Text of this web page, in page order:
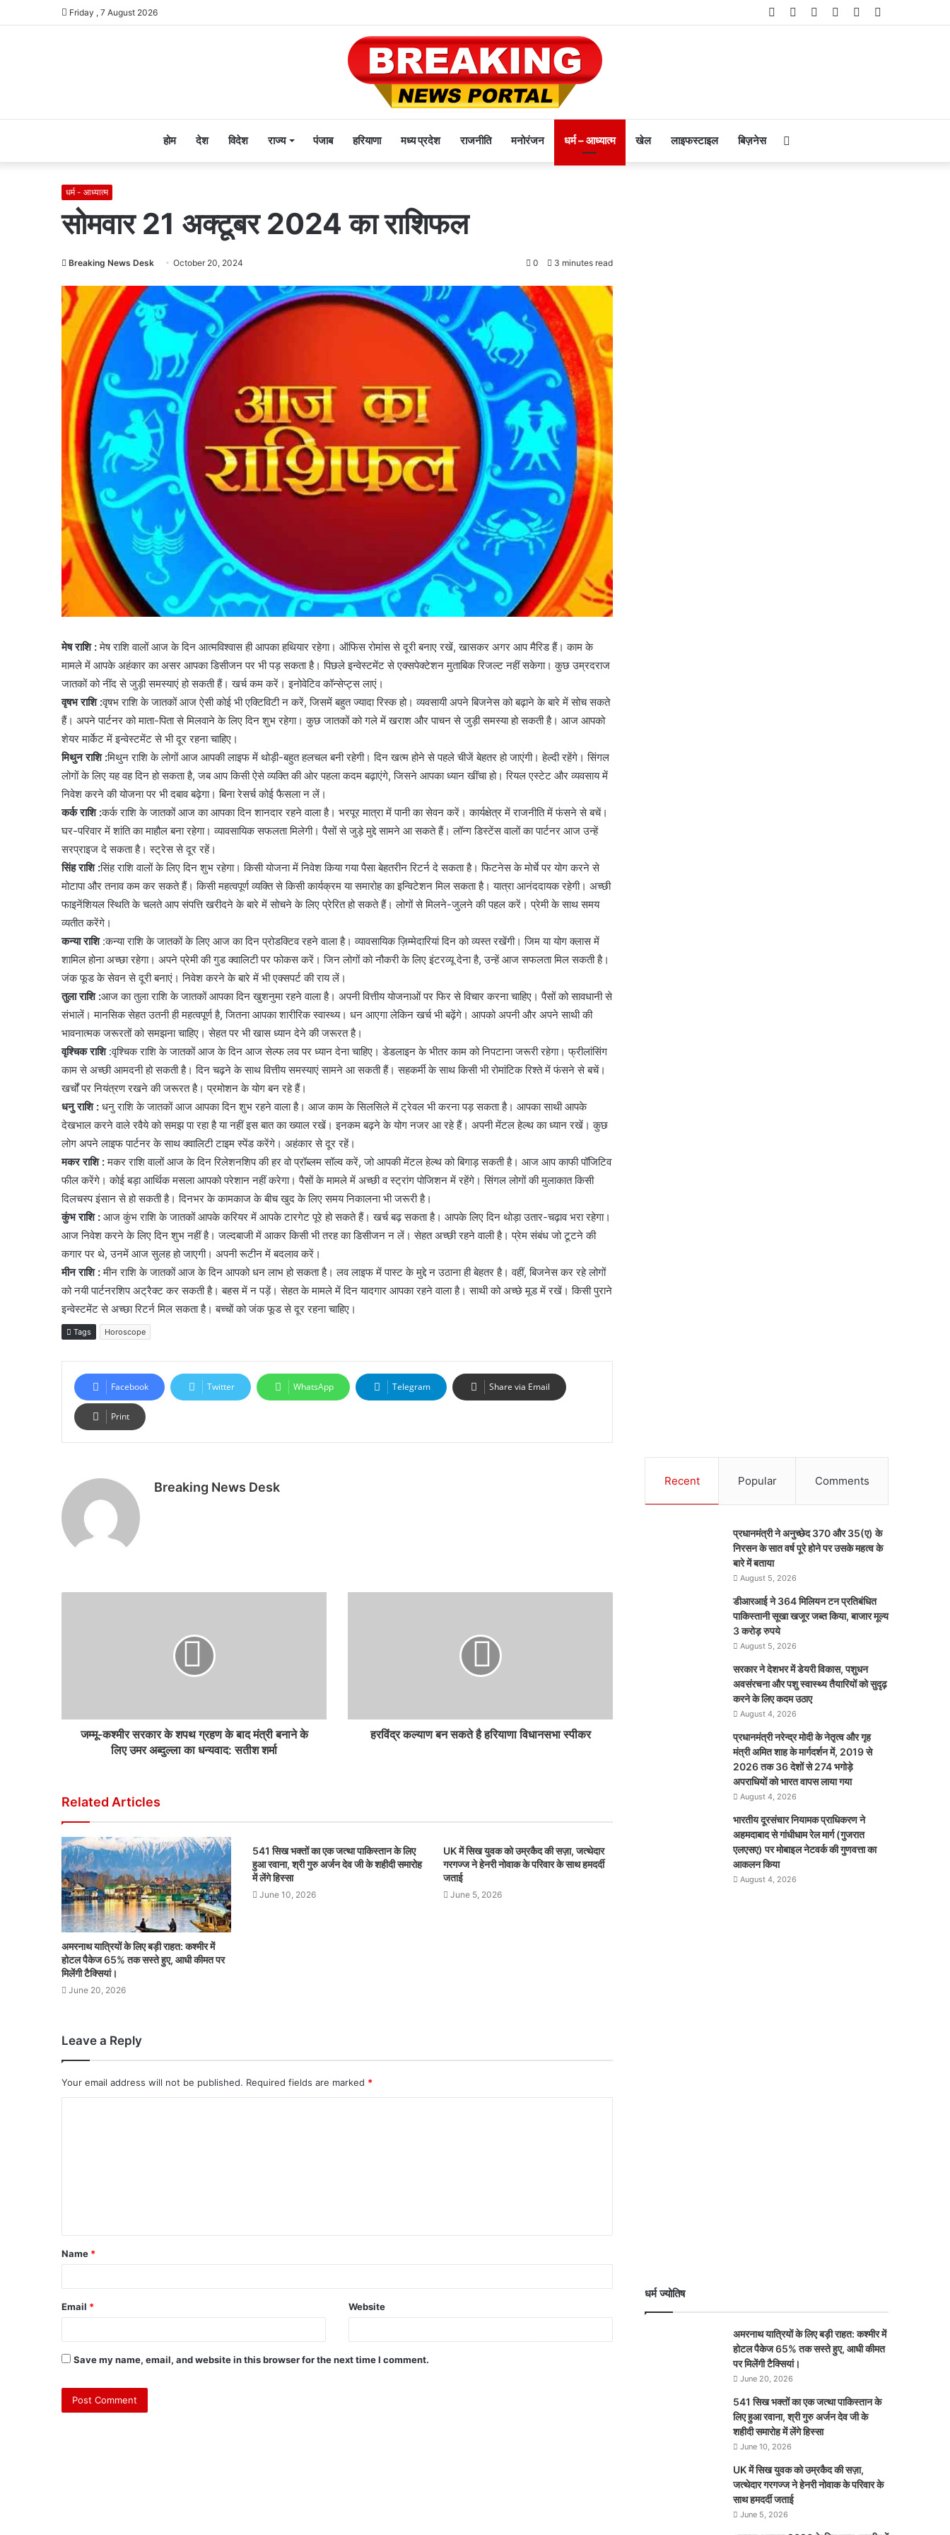
Friday , 7 August 2026 Telegram
Instagram
YouTube
Twitter
Facebook
होम देश विदेश राज्य पंजाब हरियाणा मध्य प्रदेश राजनीति मनोरंजन धर्म – आध्यात्म खेल लाइफस्टाइल बिज़नेस
धर्म - आध्यात्म
सोमवार 21 अक्टूबर 2024 का राशिफल
Breaking News Desk October 20, 2024 0 3 minutes read
मेष राशि :मेष राशि वालों आज के दिन आत्मविश्वास ही आपका हथियार रहेगा। ऑफिस रोमांस से दूरी बनाए रखें, खासकर अगर आप मैरिड हैं। काम के
मामले में आपके अहंकार का असर आपका डिसीजन पर भी पड़ सकता है। पिछले इन्वेस्टमेंट से एक्सपेक्टेशन मुताबिक रिजल्ट नहीं सकेगा। कुछ उम्रदराज
जातकों को नींद से जुड़ी समस्याएं हो सकती हैं। खर्च कम करें। इनोवेटिव कॉन्सेप्ट्स लाएं।
वृषभ राशि :वृषभ राशि के जातकों आज ऐसी कोई भी एक्टिविटी न करें, जिसमें बहुत ज्यादा रिस्क हो। व्यवसायी अपने बिजनेस को बढ़ाने के बारे में सोच सकते
हैं। अपने पार्टनर को माता-पिता से मिलवाने के लिए दिन शुभ रहेगा। कुछ जातकों को गले में खराश और पाचन से जुड़ी समस्या हो सकती है। आज आपको
शेयर मार्केट में इन्वेस्टमेंट से भी दूर रहना चाहिए।
मिथुन राशि :मिथुन राशि के लोगों आज आपकी लाइफ में थोड़ी-बहुत हलचल बनी रहेगी। दिन खत्म होने से पहले चीजें बेहतर हो जाएंगी। हेल्दी रहेंगे। सिंगल
लोगों के लिए यह वह दिन हो सकता है, जब आप किसी ऐसे व्यक्ति की ओर पहला कदम बढ़ाएंगे, जिसने आपका ध्यान खींचा हो। रियल एस्टेट और व्यवसाय में
निवेश करने की योजना पर भी दबाव बढ़ेगा। बिना रेसर्च कोई फैसला न लें।
कर्क राशि :कर्क राशि के जातकों आज का आपका दिन शानदार रहने वाला है। भरपूर मात्रा में पानी का सेवन करें। कार्यक्षेत्र में राजनीति में फंसने से बचें।
घर-परिवार में शांति का माहौल बना रहेगा। व्यावसायिक सफलता मिलेगी। पैसों से जुड़े मुद्दे सामने आ सकते हैं। लॉन्ग डिस्टेंस वालों का पार्टनर आज उन्हें
सरप्राइज दे सकता है। स्ट्रेस से दूर रहें।
सिंह राशि :सिंह राशि वालों के लिए दिन शुभ रहेगा। किसी योजना में निवेश किया गया पैसा बेहतरीन रिटर्न दे सकता है। फिटनेस के मोर्चे पर योग करने से
मोटापा और तनाव कम कर सकते हैं। किसी महत्वपूर्ण व्यक्ति से किसी कार्यक्रम या समारोह का इन्विटेशन मिल सकता है। यात्रा आनंददायक रहेगी। अच्छी
फाइनेंशियल स्थिति के चलते आप संपत्ति खरीदने के बारे में सोचने के लिए प्रेरित हो सकते हैं। लोगों से मिलने-जुलने की पहल करें। प्रेमी के साथ समय
व्यतीत करेंगे।
कन्या राशि :कन्या राशि के जातकों के लिए आज का दिन प्रोडक्टिव रहने वाला है। व्यावसायिक ज़िम्मेदारियां दिन को व्यस्त रखेंगी। जिम या योग क्लास में
शामिल होना अच्छा रहेगा। अपने प्रेमी की गुड क्वालिटी पर फोकस करें। जिन लोगों को नौकरी के लिए इंटरव्यू देना है, उन्हें आज सफलता मिल सकती है।
जंक फूड के सेवन से दूरी बनाएं। निवेश करने के बारे में भी एक्सपर्ट की राय लें।
तुला राशि :आज का तुला राशि के जातकों आपका दिन खुशनुमा रहने वाला है। अपनी वित्तीय योजनाओं पर फिर से विचार करना चाहिए। पैसों को सावधानी से
संभालें। मानसिक सेहत उतनी ही महत्वपूर्ण है, जितना आपका शारीरिक स्वास्थ्य। धन आएगा लेकिन खर्च भी बढ़ेंगे। आपको अपनी और अपने साथी की
भावनात्मक जरूरतों को समझना चाहिए। सेहत पर भी खास ध्यान देने की जरूरत है।
वृश्चिक राशि :वृश्चिक राशि के जातकों आज के दिन आज सेल्फ लव पर ध्यान देना चाहिए। डेडलाइन के भीतर काम को निपटाना जरूरी रहेगा। फ्रीलांसिंग
काम से अच्छी आमदनी हो सकती है। दिन चढ़ने के साथ वित्तीय समस्याएं सामने आ सकती हैं। सहकर्मी के साथ किसी भी रोमांटिक रिश्ते में फंसने से बचें।
खर्चों पर नियंत्रण रखने की जरूरत है। प्रमोशन के योग बन रहे हैं।
धनु राशि : धनु राशि के जातकों आज आपका दिन शुभ रहने वाला है। आज काम के सिलसिले में ट्रेवल भी करना पड़ सकता है। आपका साथी आपके
देखभाल करने वाले रवैये को समझ पा रहा है या नहीं इस बात का ख्याल रखें। इनकम बढ़ने के योग नजर आ रहे हैं। अपनी मेंटल हेल्थ का ध्यान रखें। कुछ
लोग अपने लाइफ पार्टनर के साथ क्वालिटी टाइम स्पेंड करेंगे। अहंकार से दूर रहें।
मकर राशि :मकर राशि वालों आज के दिन रिलेशनशिप की हर वो प्रॉब्लम सॉल्व करें, जो आपकी मेंटल हेल्थ को बिगाड़ सकती है। आज आप काफी पॉजिटिव
फील करेंगे। कोई बड़ा आर्थिक मसला आपको परेशान नहीं करेगा। पैसों के मामले में अच्छी व स्ट्रांग पोजिशन में रहेंगे। सिंगल लोगों की मुलाकात किसी
दिलचस्प इंसान से हो सकती है। दिनभर के कामकाज के बीच खुद के लिए समय निकालना भी जरूरी है।
कुंभ राशि : आज कुंभ राशि के जातकों आपके करियर में आपके टारगेट पूरे हो सकते हैं। खर्च बढ़ सकता है। आपके लिए दिन थोड़ा उतार-चढ़ाव भरा रहेगा।
आज निवेश करने के लिए दिन शुभ नहीं है। जल्दबाजी में आकर किसी भी तरह का डिसीजन न लें। सेहत अच्छी रहने वाली है। प्रेम संबंध जो टूटने की
कगार पर थे, उनमें आज सुलह हो जाएगी। अपनी रूटीन में बदलाव करें।
मीन राशि :मीन राशि के जातकों आज के दिन आपको धन लाभ हो सकता है। लव लाइफ में पास्ट के मुद्दे न उठाना ही बेहतर है। वहीं, बिजनेस कर रहे लोगों
को नयी पार्टनरशिप अट्रैक्ट कर सकती है। बहस में न पड़ें। सेहत के मामले में दिन यादगार आपका रहने वाला है। साथी को अच्छे मूड में रखें। किसी पुराने
इन्वेस्टमेंट से अच्छा रिटर्न मिल सकता है। बच्चों को जंक फूड से दूर रहना चाहिए।
Tags Horoscope
Facebook Twitter WhatsApp Telegram Share via Email
Print
Breaking News Desk
जम्मू-कश्मीर सरकार के शपथ ग्रहण के बाद मंत्री बनाने के
लिए उमर अब्दुल्ला का धन्यवाद: सतीश शर्मा
हरविंद्र कल्याण बन सकते है हरियाणा विधानसभा स्पीकर
Related Articles
अमरनाथ यात्रियों के लिए बड़ी राहत: कश्मीर में
होटल पैकेज 65% तक सस्ते हुए, आधी कीमत पर
मिलेंगी टैक्सियां।
June 20, 2026
541 सिख भक्तों का एक जत्था पाकिस्तान के लिए
हुआ रवाना, श्री गुरु अर्जन देव जी के शहीदी समारोह
में लेंगे हिस्सा
June 10, 2026
UK में सिख युवक को उम्रकैद की सज़ा, जत्थेदार
गरगज्ज ने हेनरी नोवाक के परिवार के साथ हमदर्दी
जताई
June 5, 2026
Leave a Reply
Your email address will not be published. Required fields are marked *
Name *
Email * Website
Save my name, email, and website in this browser for the next time I comment.
Recent Popular Comments
प्रधानमंत्री ने अनुच्छेद 370 और 35(ए) के
निरसन के सात वर्ष पूरे होने पर उसके महत्व के
बारे में बताया
August 5, 2026
डीआरआई ने 364 मिलियन टन प्रतिबंधित
पाकिस्तानी सूखा खजूर जब्त किया, बाजार मूल्य
3 करोड़ रुपये
August 5, 2026
सरकार ने देशभर में डेयरी विकास, पशुधन
अवसंरचना और पशु स्वास्थ्य तैयारियों को सुदृढ़
करने के लिए कदम उठाए
August 4, 2026
प्रधानमंत्री नरेन्द्र मोदी के नेतृत्व और गृह
मंत्री अमित शाह के मार्गदर्शन में, 2019 से
2026 तक 36 देशों से 274 भगोड़े
अपराधियों को भारत वापस लाया गया
August 4, 2026
भारतीय दूरसंचार नियामक प्राधिकरण ने
अहमदाबाद से गांधीधाम रेल मार्ग (गुजरात
एलएसए) पर मोबाइल नेटवर्क की गुणवत्ता का
आकलन किया
August 4, 2026
धर्म ज्योतिष
अमरनाथ यात्रियों के लिए बड़ी राहत: कश्मीर में
होटल पैकेज 65% तक सस्ते हुए, आधी कीमत
पर मिलेंगी टैक्सियां।
June 20, 2026
541 सिख भक्तों का एक जत्था पाकिस्तान के
लिए हुआ रवाना, श्री गुरु अर्जन देव जी के
शहीदी समारोह में लेंगे हिस्सा
June 10, 2026
UK में सिख युवक को उम्रकैद की सज़ा,
जत्थेदार गरगज्ज ने हेनरी नोवाक के परिवार के
साथ हमदर्दी जताई
June 5, 2026